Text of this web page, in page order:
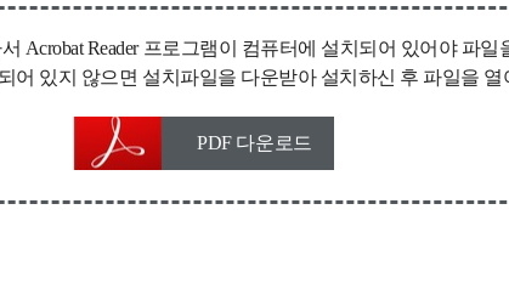
Acrobat Reader 프로그램이 컴퓨터에 설치되어 있어야 파
되어 있지 않으면 설치파일을 다운받아 설치하신 후 파일을
PDF 다운로드